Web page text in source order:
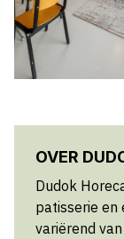
OVER
Dudok
patisserie en
variërend